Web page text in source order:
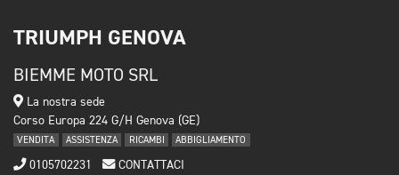
TRIUMPH GENOVA
BIEMME MOTO SRL
La nostra sede
Corso Europa 224 G/H Genova (GE)
VENDITA ASSISTENZA RICAMBI ABBIGLIAMENTO
0105702231 CONTATTACI